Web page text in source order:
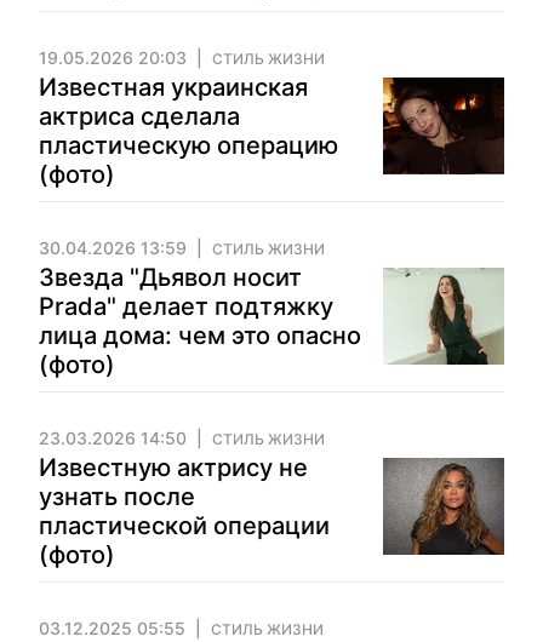
19.05.2026 20:03 СТИЛЬ ЖИЗНИ
Известная украинская
актриса сделала
пластическую операцию
(фото)
30.04.2026 13:59 СТИЛЬ ЖИЗНИ
Звезда "Дьявол носит
Prada" делает подтяжку
лица дома: чем это опасно
(фото)
23.03.2026 14:50 СТИЛЬ ЖИЗНИ
Известную актрису не
узнать после
пластической операции
(фото)
03.12.2025 05:55 СТИЛЬ ЖИЗНИ